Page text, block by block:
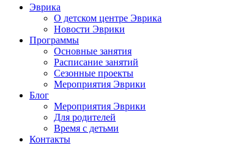
Эврика
О детском центре Эврика
Новости Эврики
Программы
Основные занятия
Расписание занятий
Сезонные проекты
Мероприятия Эврики
Блог
Мероприятия Эврики
Для родителей
Время с детьми
Контакты